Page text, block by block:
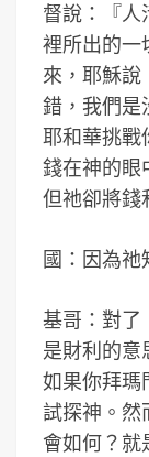
督說：『
裡所出的一
來，耶穌
錯，我們是
耶和華挑戰
錢在神的眼
但祂卻將錢
國：因為祂
基哥：對了
是財利的意
如果你拜瑪
試探神。然
會如何？就